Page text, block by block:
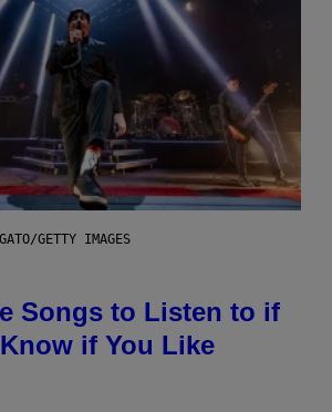
GETTY IMAGES
Songs to Listen to if
if You Like